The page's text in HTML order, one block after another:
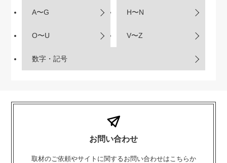
A〜G H〜N
O〜U V〜Z
数字・記号
お問い合わせ
取材のご依頼やサイトに関するお問い合わせはこちらか